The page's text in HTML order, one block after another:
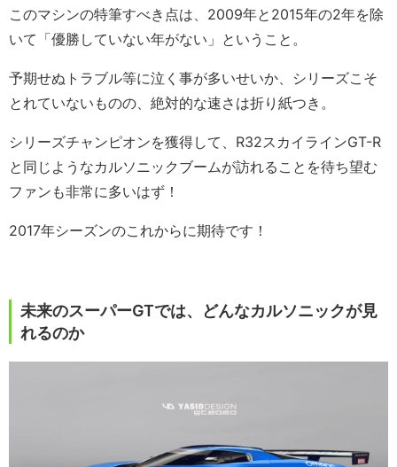
このマシンの特筆すべき点は、2009年と2015年の2年を除
いて「優勝していない年がない」ということ。
予期せぬトラブル等に泣く事が多いせいか、シリーズこそ
とれていないものの、絶対的な速さは折り紙つき。
シリーズチャンピオンを獲得して、R32スカイラインGT-R
と同じようなカルソニックブームが訪れることを待ち望む
ファンも非常に多いはず！
2017年シーズンのこれからに期待です！
未来のスーパーGTでは、どんなカルソニックが見
れるのか